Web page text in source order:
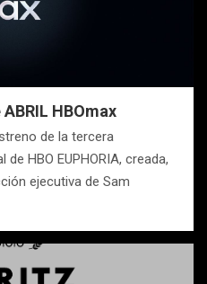
HBOmax
de la tercera
HBO EUPHORIA, creada,
ejecutiva de Sam